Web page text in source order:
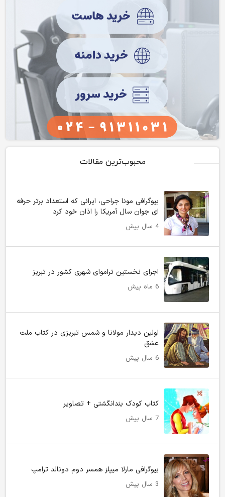
محبوب‌ترین مقالات
بیوگرافی مونا جراحی، ایرانی که استعداد برتر حرفه
ای جوان سال آمریکا را اذان خود کرد
4 سال پیش
اجرای نخستین تراموای شهری کشور در تبریز
6 ماه پیش
اولین دیدار مولانا و شمس تبریزی در کتاب ملت
عشق
6 سال پیش
کتاب کودک بندانگشتی + تصاویر
7 سال پیش
بیوگرافی مارلا میپلز همسر دوم دونالد ترامپ
3 سال پیش